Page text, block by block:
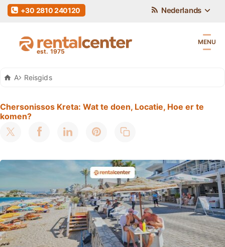
Auto Huren Kreta
Reisgids
Chersonissos Kreta: Wat te doen, Locatie, Hoe er te
komen?
Nederlands
+30 2810 240120
MENU